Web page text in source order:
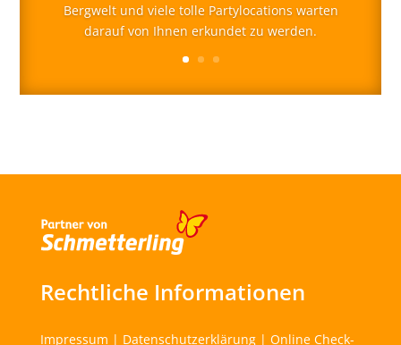
Bergwelt und viele tolle Partylocations warten
darauf von Ihnen erkundet zu werden.
Rechtliche Informationen
Impressum | Datenschutzerklärung| Online Check-